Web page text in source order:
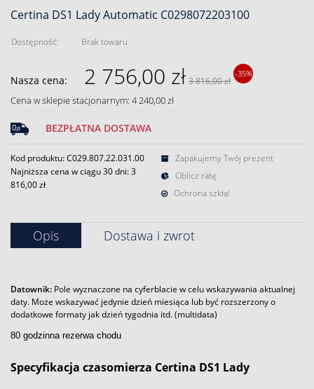
Certina DS1 Lady Automatic C0298072203100
Dostępność: Brak towaru
Nasza cena: 2 756,00 zł 3 816,00 zł
-35%
Cena w sklepie stacjonarnym: 4 240,00 zł
BEZPŁATNA DOSTAWA
Kod produktu: C029.807.22.031.00
Najniższa cena w ciągu 30 dni:3
816,00 zł
Zapakujemy Twój prezent
Oblicz ratę
Ochrona szkła!
Opis Dostawa i zwrot
Datownik: Pole wyznaczone na cyferblacie w celu wskazywania aktualnej
daty. Może wskazywać jedynie dzień miesiąca lub być rozszerzony o
dodatkowe formaty jak dzień tygodnia itd. (multidata)
80 godzinna rezerwa chodu
Specyfikacja czasomierza Certina DS1 Lady